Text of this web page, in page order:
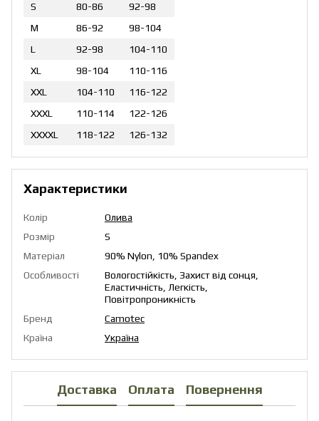
S
80-86
92-98
M
86-92
98-104
L
92-98
104-110
XL
98-104
110-116
XXL
104-110
116-122
XXXL
110-114
122-126
XXXXL
118-122 126-132
Характеристики
Колір
Олива
Розмір
S
Матеріал
90% Nylon, 10% Spandex
Особливості
Вологостійкість, Захист від сонця,
Еластичність, Легкість,
Повітропроникність
Бренд
Camotec
Країна
Україна
Доставка Оплата Повернення